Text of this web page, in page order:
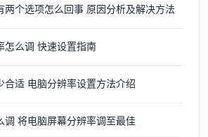
两个选项怎么回事 原因分析及解决方法
怎么调 快速设置指南
合适 电脑分辨率设置方法介绍
调 将电脑屏幕分辨率调至最佳